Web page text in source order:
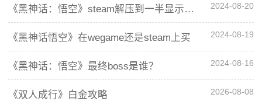
《黑神话：悟空》steam解压到一半显示空间不足怎么办？ 2024-08-20
《黑神话悟空》在wegame还是steam上买 2024-08-19
《黑神话：悟空》最终boss是谁？ 2024-08-16
《双人成行》白金攻略 2026-08-08